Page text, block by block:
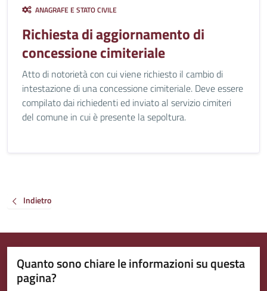
ANAGRAFE E STATO CIVILE
Richiesta di aggiornamento di
concessione cimiteriale
Atto di notorietà con cui viene richiesto il cambio di
intestazione di una concessione cimiteriale. Deve essere
compilato dai richiedenti ed inviato al servizio cimiteri
del comune in cui è presente la sepoltura.
Indietro
Quanto sono chiare le informazioni su questa
pagina?